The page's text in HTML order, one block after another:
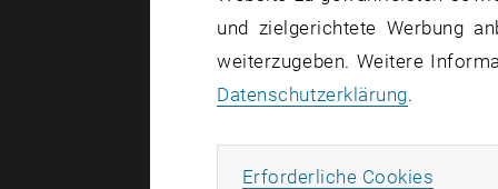
und zielgerichtete Werbung
weiterzugeben. Weitere
Datenschutzerklärung.
Erforderliche Cookies